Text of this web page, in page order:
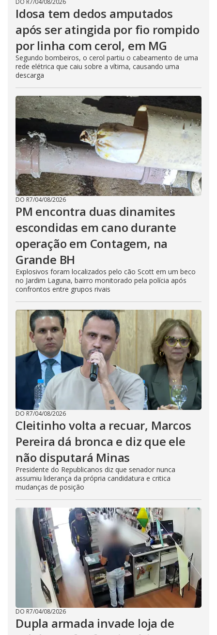
Idosa tem dedos amputados
após ser atingida por fio rompido
por linha com cerol, em MG
Segundo bombeiros, o cerol partiu o cabeamento de uma
rede elétrica que caiu sobre a vítima, causando uma
descarga
DO R7/04/08/2026
PM encontra duas dinamites
escondidas em cano durante
operação em Contagem, na
Grande BH
Explosivos foram localizados pelo cão Scott em um beco
no Jardim Laguna, bairro monitorado pela polícia após
confrontos entre grupos rivais
DO R7/04/08/2026
Cleitinho volta a recuar, Marcos
Pereira dá bronca e diz que ele
não disputará Minas
Presidente do Republicanos diz que senador nunca
assumiu liderança da própria candidatura e critica
mudanças de posição
DO R7/04/08/2026
Dupla armada invade loja de